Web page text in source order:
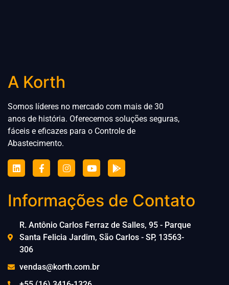
A Korth
Somos líderes no mercado com mais de 30
anos de história. Oferecemos soluções seguras,
fáceis e eficazes para o Controle de
Abastecimento.
Informações de Contato
R. Antônio Carlos Ferraz de Salles, 95 - Parque
Santa Felicia Jardim, São Carlos - SP, 13563-
306
vendas@korth.com.br